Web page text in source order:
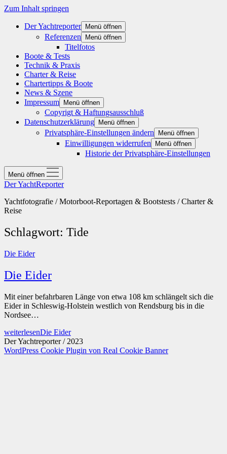
Zum Inhalt springen
Der Yachtreporter Menü öffnen
Referenzen Menü öffnen
Titelfotos
Boote & Tests
Technik & Praxis
Charter & Reise
Chartertipps & Boote
News & Szene
Impressum
Menü öffnen
Copyrigt & Haftungsausschluß
Datenschutzerklärung
Menü öffnen
Privatsphäre-Einstellungen ändern Menü öffnen
Einwilligungen widerrufen Menü öffnen
Historie der Privatsphäre-Einstellungen
Menü öffnen
Der YachtReporter
Yachtfotografie / Motorboot-Reportagen & Bootstests / Charter &
Reise
Schlagwort: Tide
Die Eider
Die Eider
Mit einer befahrbaren Länge von etwa 108 km schlängelt sich die
Eider in Schleswig-Holstein westlich von Rendsburg bis in die
Nordsee…
weiterlesenDie Eider
Der Yachtreporter / 2023
WordPress Cookie Plugin von Real Cookie Banner